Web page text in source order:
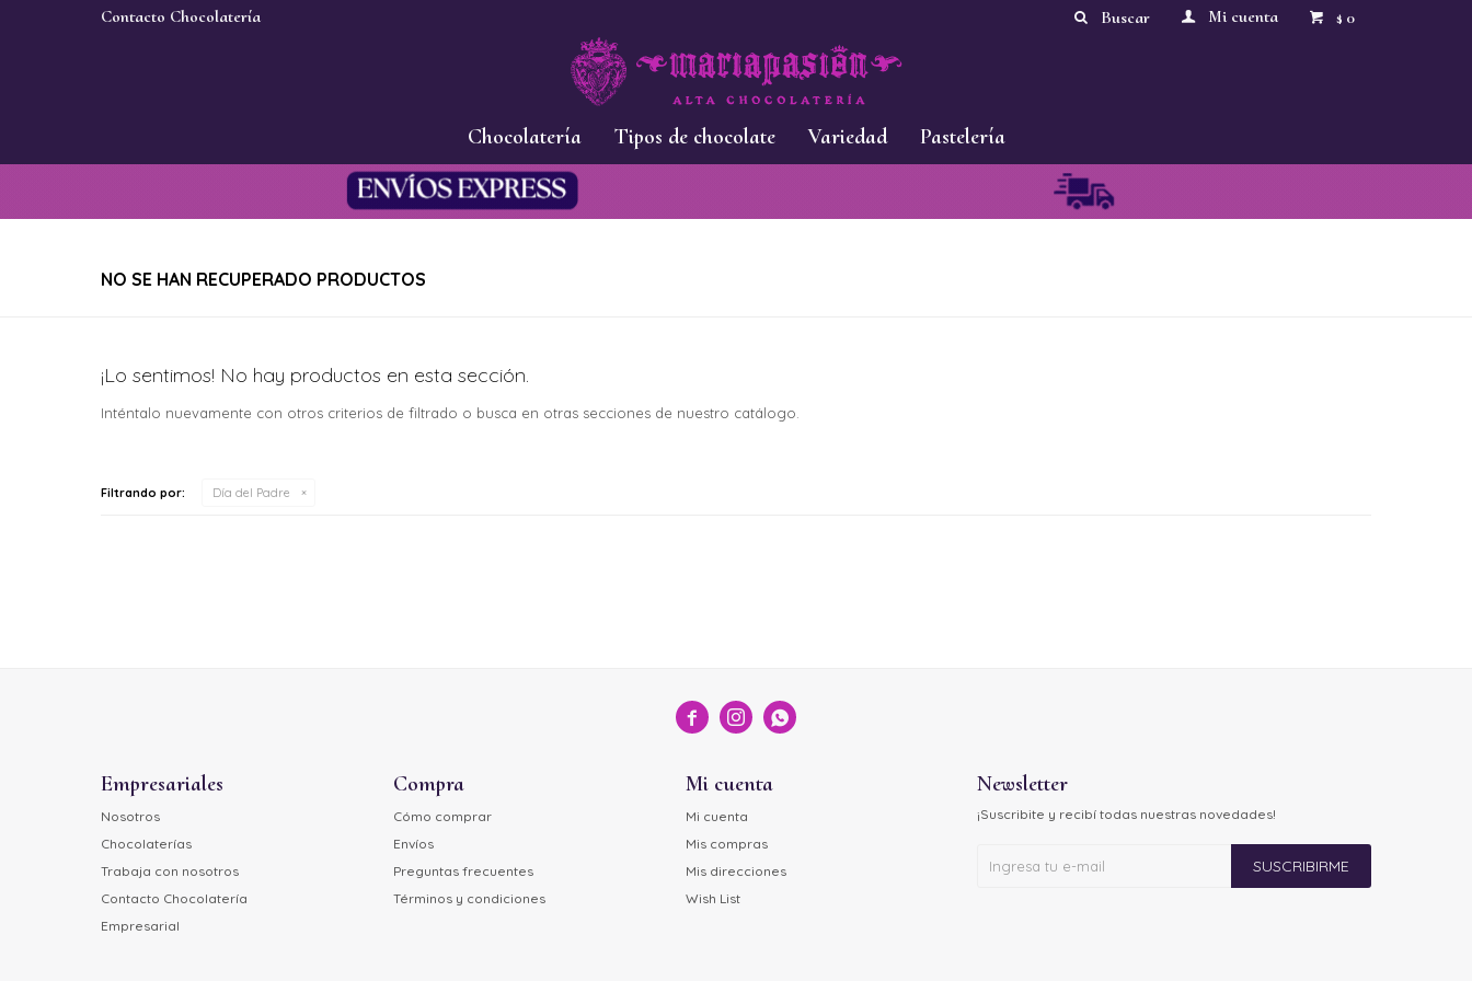
Chocolatería Tipos de chocolate Variedad Pastelería
$ 0
Contacto Chocolatería
NO SE HAN RECUPERADO PRODUCTOS
¡Lo sentimos! No hay productos en esta sección.
Inténtalo nuevamente con otros criterios de filtrado o busca en otras secciones de nuestro catálogo.
Filtrando por: Día del Padre
  
Empresariales
Nosotros
Chocolaterías
Trabaja con nosotros
Contacto Chocolatería
Empresarial
Compra
Cómo comprar
Envíos
Preguntas frecuentes
Términos y condiciones
Mi cuenta
Mi cuenta
Mis compras
Mis direcciones
Wish List
Newsletter
¡Suscribite y recibí todas nuestras novedades!
SUSCRIBIRME